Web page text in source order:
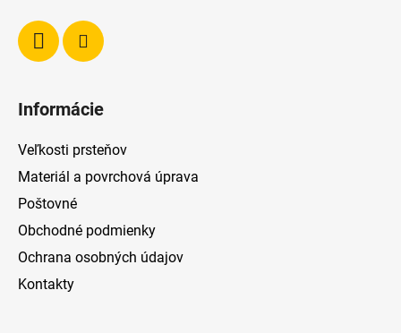
Informácie
Veľkosti prsteňov
Materiál a povrchová úprava
Poštovné
Obchodné podmienky
Ochrana osobných údajov
Kontakty